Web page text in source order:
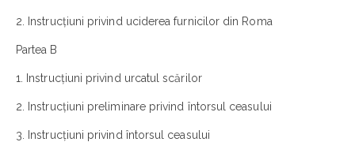
2. Instrucțiuni privind uciderea furnicilor din Roma
Partea B
1. Instrucțiuni privind urcatul scărilor
2. Instrucțiuni preliminare privind întorsul ceasului
3. Instrucțiuni privind întorsul ceasului